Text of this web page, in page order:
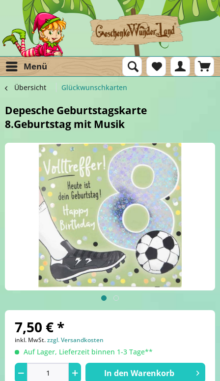
Menü
Übersicht Glückwunschkarten
Depesche Geburtstagskarte
8.Geburtstag mit Musik
7,50 € *
inkl. MwSt.zzgl. Versandkosten
Auf Lager, Lieferzeit binnen 1-3 Tage**
In den Warenkorb